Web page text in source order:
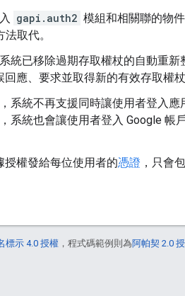
gapi.auth2 模組和相關聯的物
取代。
統已移除過期存取權杖的自動重
應、要求並取得新的有效存取權杖
系統不再支援同時讓使用者登入應
系統也會讓使用者登入 Google 帳
權發給每位使用者的憑證 ，只會
標示 4.0 授權 ，程式碼範例則為阿帕契 2.0